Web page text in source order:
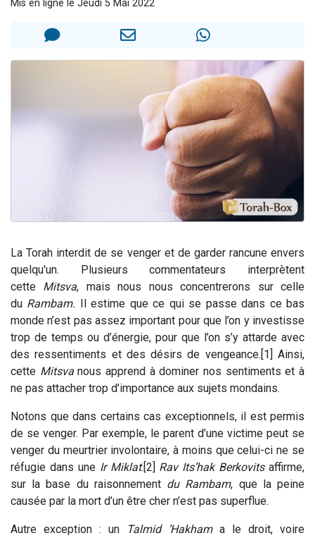
Il reste 49 places pour étudier en groupe sur Zoom
Eva vient de donner son Maasser
Mis en ligne le Jeudi 5 Mai 2022
La Torah interdit de se venger et de garder rancune envers
quelqu'un. Plusieurs commentateurs interprètent
cette Mitsva, mais nous nous concentrerons sur celle
du Rambam. Il estime que ce qui se passe dans ce bas
monde n’est pas assez important pour que l’on y investisse
trop de temps ou d’énergie, pour que l’on s’y attarde avec
des ressentiments et des désirs de vengeance.[1] Ainsi,
cette Mitsvanous apprend à dominer nos sentiments et à
ne pas attacher trop d’importance aux sujets mondains.
Notons que dans certains cas exceptionnels, il est permis
de se venger. Par exemple, le parent d’une victime peut se
venger du meurtrier involontaire, à moins que celui-ci ne se
réfugie dans une Ir Miklat.[2] Rav Its’hak Berkovits affirme,
sur la base du raisonnement du Rambam, que la peine
causée par la mort d’un être cher n’est pas superflue.
Autre exception : un Talmid ’Hakhama le droit, voire